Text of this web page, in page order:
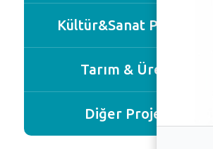
Kültür&Sanat Projeleri
Tarım & Üretim
Diğer Projeler